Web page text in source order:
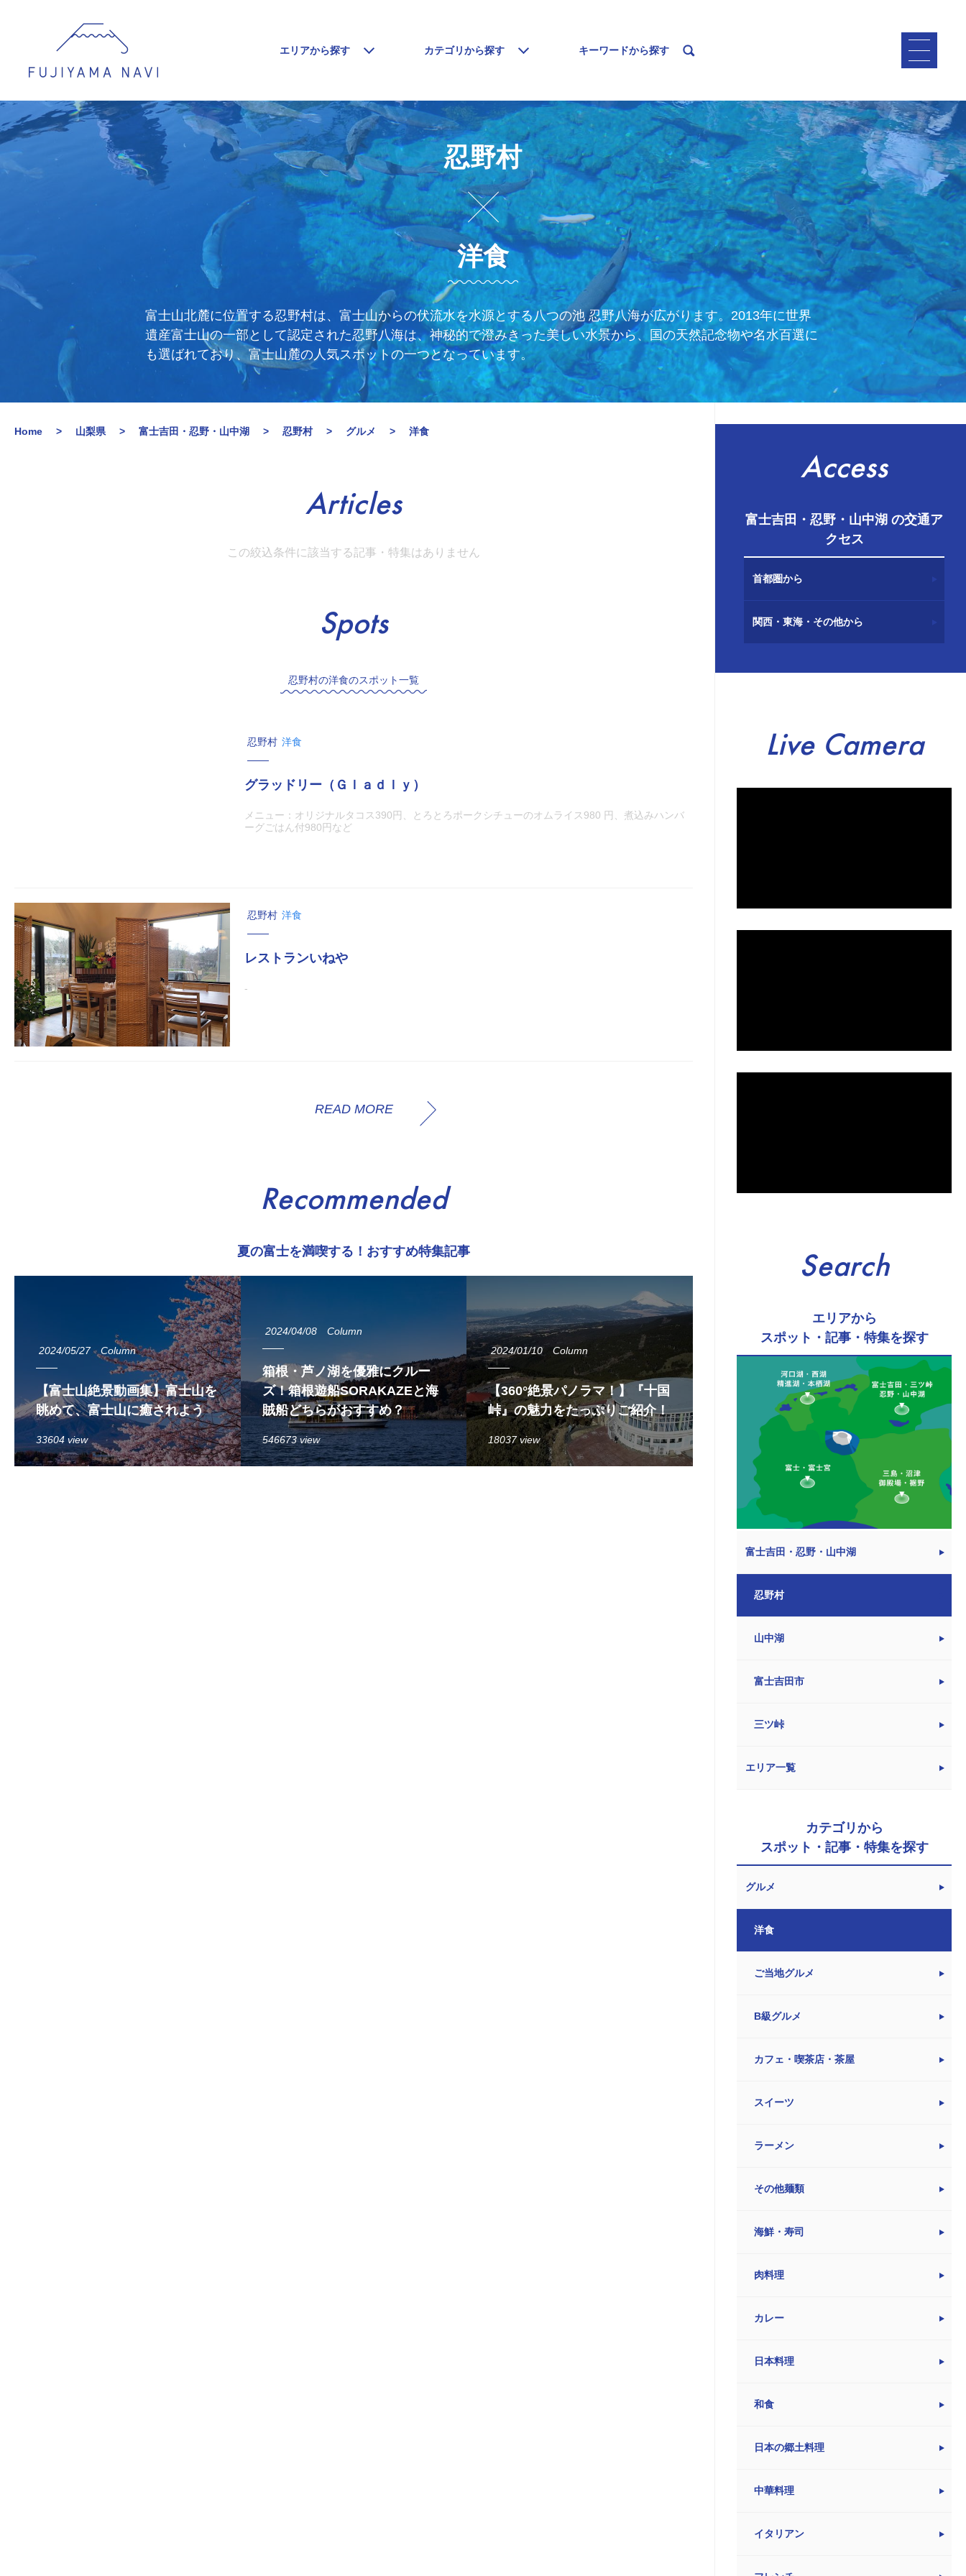
エリアから探す カテゴリから探す キーワードから探す
忍野村
洋食
富士山北麓に位置する忍野村は、富士山からの伏流水を水源とする八つの池 忍野八海が広がります。2013年に世界
遺産富士山の一部として認定された忍野八海は、神秘的で澄みきった美しい水景から、国の天然記念物や名水百選に
も選ばれており、富士山麓の人気スポットの一つとなっています。
Home 山梨県 富士吉田・忍野・山中湖 忍野村 グルメ 洋食
Articles
この絞込条件に該当する記事・特集はありません
Spots
忍野村の洋食のスポット一覧
忍野村 洋食
グラッドリー（Ｇｌａｄｌｙ）
メニュー：オリジナルタコス390円、とろとろポークシチューのオムライス980 円、煮込みハンバ
ーグごはん付980円など
忍野村 洋食
レストランいねや
-
READ MORE
Recommended
夏の富士を満喫する！おすすめ特集記事
2024/05/27 Column
【富士山絶景動画集】富士山を
眺めて、富士山に癒されよう
33604 view
2024/04/08 Column
箱根・芦ノ湖を優雅にクルー
ズ！箱根遊船SORAKAZEと海
賊船どちらがおすすめ？
546673 view
2024/01/10 Column
【360°絶景パノラマ！】『十国
峠』の魅力をたっぷりご紹介！
18037 view
Access
富士吉田・忍野・山中湖 の交通ア
クセス
首都圏から
関西・東海・その他から
Live Camera
Search
エリアから
スポット・記事・特集を探す
富士吉田・忍野・山中湖
忍野村
山中湖
富士吉田市
三ツ峠
エリア一覧
カテゴリから
スポット・記事・特集を探す
グルメ
洋食
ご当地グルメ
B級グルメ
カフェ・喫茶店・茶屋
スイーツ
ラーメン
その他麺類
海鮮・寿司
肉料理
カレー
日本料理
和食
日本の郷土料理
中華料理
イタリアン